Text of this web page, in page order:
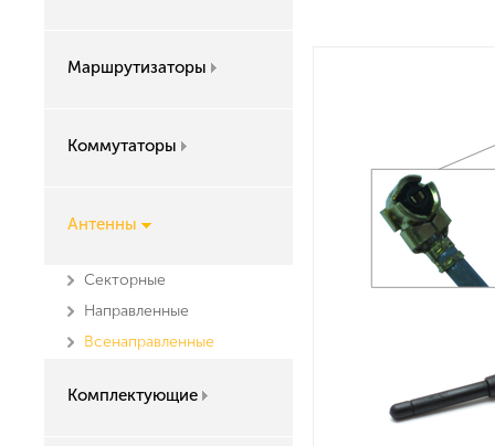
Маршрутизаторы
Коммутаторы
Антенны
Секторные
Направленные
Всенаправленные
Комплектующие